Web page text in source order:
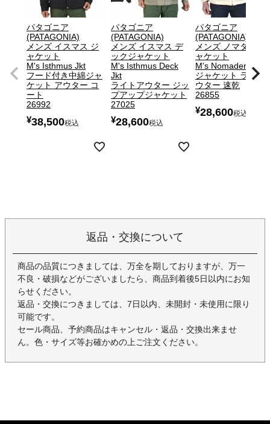
パタゴニア
(PATAGONIA)
メンズ イスマス ジ
ャケット
M's Isthmus Jkt
フード付き中綿ジャ
ケット アウター コ
ート
26992
¥38,500税込
パタゴニア
(PATAGONIA)
メンズ イスマス デ
ックジャケット
M's Isthmus Deck
Jkt
ライトアウター ジッ
プアップジャケット
27025
¥28,600税込
パタゴニア
(PATAGONIA)
メンズ ノマダー ジ
ャケット
M's Nomader Jkt
ジャケット ライト
ウター 速乾
26855
¥28,600税込
返品・交換について
商品の品質につきましては、万全を期しておりますが、万一
不良・破損などがございましたら、商品到着後5日以内にお知
らせください。
返品・交換につきましては、7日以内、未開封・未使用に限り
可能です。
セール商品、予約商品はキャンセル・返品・交換出来ませ
ん。色・サイズ等お確かめの上ご注文ください。